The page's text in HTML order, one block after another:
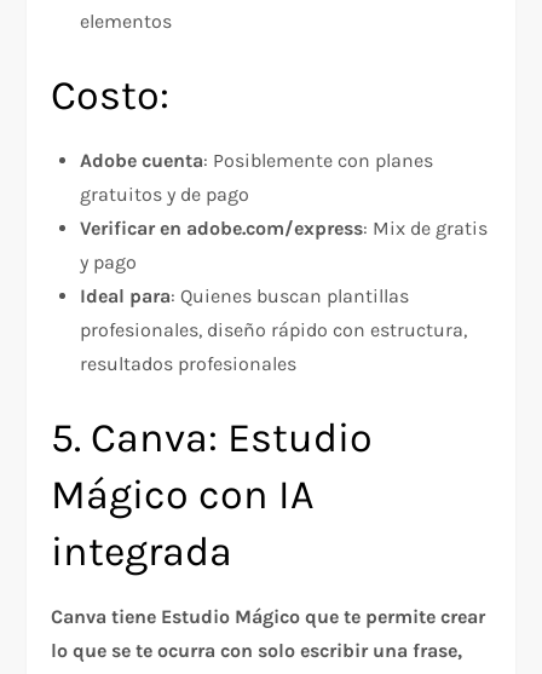
elementos
Costo:
Adobe cuenta: Posiblemente con planes
gratuitos y de pago
Verificar en adobe.com/express: Mix de gratis
y pago
Ideal para: Quienes buscan plantillas
profesionales, diseño rápido con estructura,
resultados profesionales
5. Canva: Estudio
Mágico con IA
integrada
Canva tiene Estudio Mágico que te permite crear
lo que se te ocurra con solo escribir una frase,